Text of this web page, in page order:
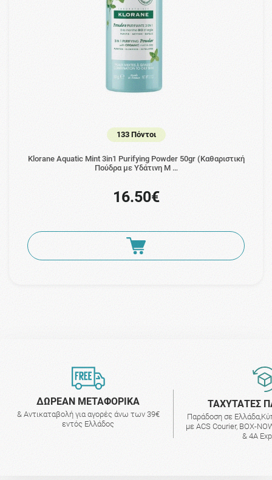
133 Πόντοι
Klorane Aquatic Mint 3in1 Purifying Powder 50gr (Καθαριστική
Πούδρα με Υδάτινη Μ …
16.50€
ΔΩΡΕΑΝ ΜΕΤΑΦΟΡΙΚΑ
& Αντικαταβολή για αγορές άνω των 39€
εντός Ελλάδος
ΤΑΧΥΤΑΤΕΣ
Παράδοση σε
με ACS Courier, BOX-
& 4A